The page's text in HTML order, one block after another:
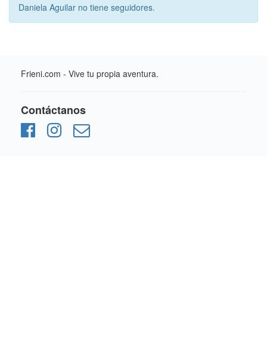
Daniela Aguilar no tiene seguidores.
Frieni.com - Vive tu propia aventura.
Contáctanos